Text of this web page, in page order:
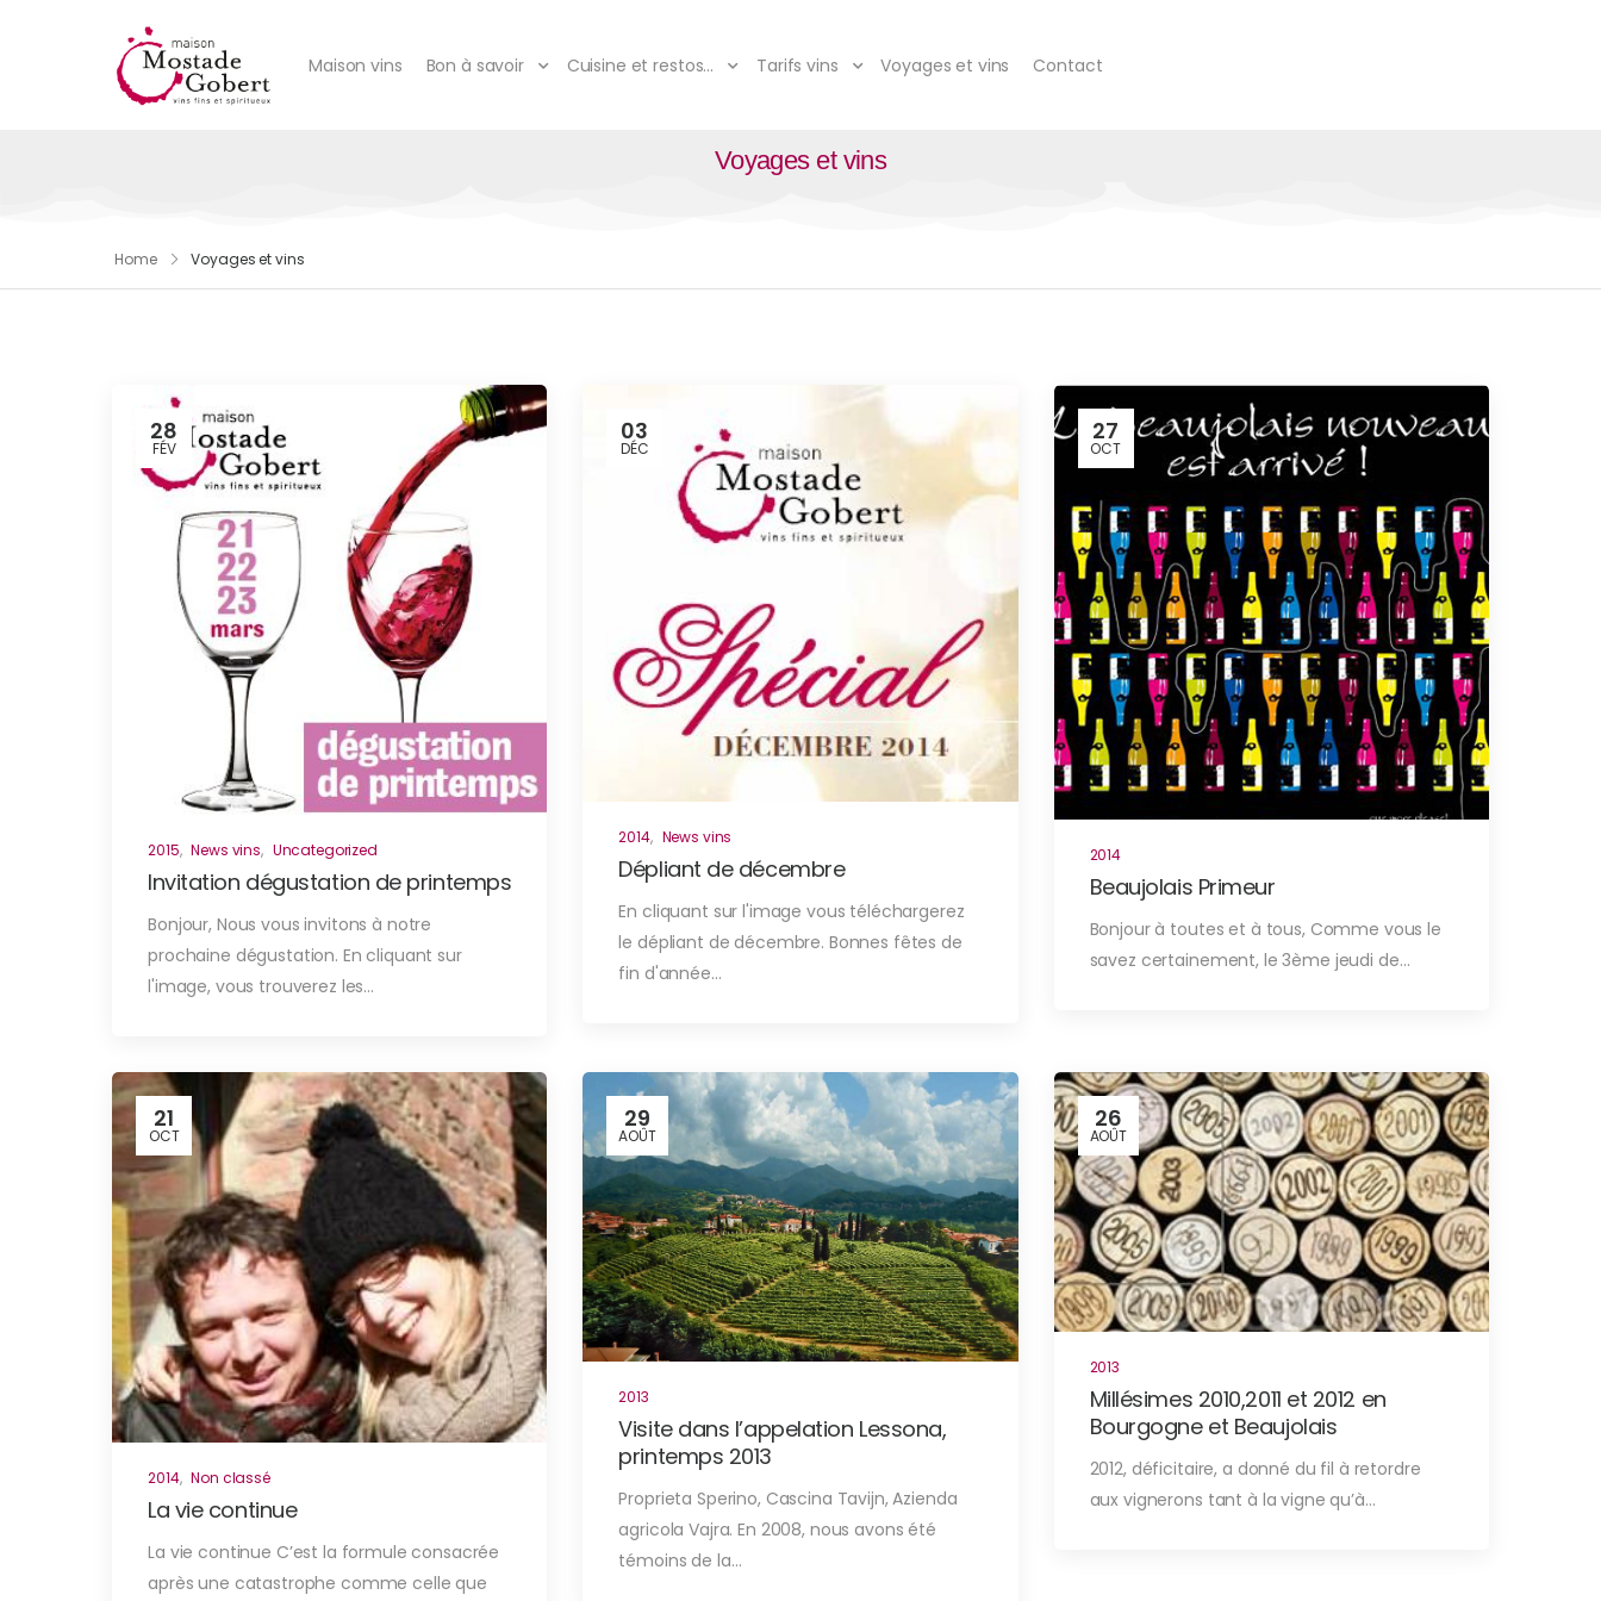
Maison vins Bon à savoir Cuisine et restos… Tarifs vins Voyages et vins Contact
Voyages et vins
Home Voyages et vins
28
FÉV
2015, News vins, Uncategorized
Invitation dégustation de printemps
Bonjour, Nous vous invitons à notre
prochaine dégustation. En cliquant sur
l'image, vous trouverez les…
03
DÉC
2014, News vins
Dépliant de décembre
En cliquant sur l'image vous téléchargerez
le dépliant de décembre. Bonnes fêtes de
fin d'année…
27
OCT
2014
Beaujolais Primeur
Bonjour à toutes et à tous, Comme vous le
savez certainement, le 3ème jeudi de…
21
OCT
2014, Non classé
La vie continue
La vie continue C’est la formule consacrée
après une catastrophe comme celle que
29
AOÛT
2013
Visite dans l’appelation Lessona,
printemps 2013
Proprieta Sperino, Cascina Tavijn, Azienda
agricola Vajra. En 2008, nous avons été
témoins de la…
26
AOÛT
2013
Millésimes 2010,2011 et 2012 en
Bourgogne et Beaujolais
2012, déficitaire, a donné du fil à retordre
aux vignerons tant à la vigne qu’à…